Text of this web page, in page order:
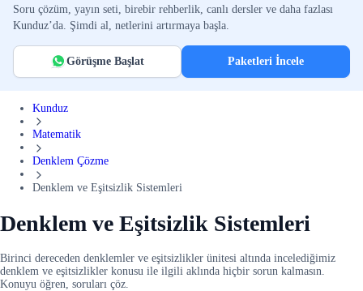
Soru çözüm, yayın seti, birebir rehberlik, canlı dersler ve daha fazlası
Kunduz’da. Şimdi al, netlerini artırmaya başla.
Görüşme Başlat Paketleri İncele
Kunduz
Matematik
Denklem Çözme
Denklem ve Eşitsizlik Sistemleri
Denklem ve Eşitsizlik Sistemleri
Birinci dereceden denklemler ve eşitsizlikler ünitesi altında incelediğimiz
denklem ve eşitsizlikler konusu ile ilgili aklında hiçbir sorun kalmasın.
Konuyu öğren, soruları çöz.